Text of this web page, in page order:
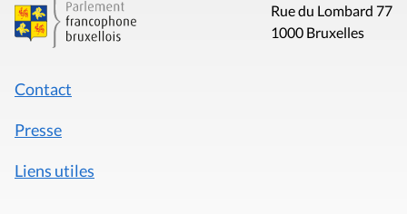
Rue du Lombard 77
1000 Bruxelles
Contact
Presse
Liens utiles